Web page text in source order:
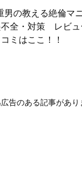
男の教える絶倫マ
不全・対策 レ
はここ！！
告のある記事があり